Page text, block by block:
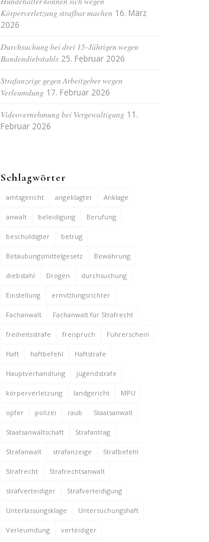
Körperverletzung strafbar machen 16. März
2026
Durchsuchung bei drei 15-Jährigen wegen
Bandendiebstahls 25. Februar 2026
Strafanzeige gegen Arbeitgeber wegen
Verleumdung 17. Februar 2026
Videovernehmung bei Vergewaltigung 11.
Februar 2026
Schlagwörter
amtsgericht angeklagter Anklage
anwalt beleidigung Berufung
beschuldigter betrug
Betäubungsmittelgesetz Bewährung
diebstahl Drogen durchsuchung
Einstellung ermittlungsrichter
Fachanwalt Fachanwalt für Strafrecht
freiheitsstrafe freispruch Führerschein
Haft haftbefehl Haftstrafe
Hauptverhandlung jugendstrafe
körperverletzung landgericht MPU
opfer polizei raub Staatsanwalt
Staatsanwaltschaft Strafantrag
Strafanwalt strafanzeige Strafbefehl
Strafrecht Strafrechtsanwalt
strafverteidiger Strafverteidigung
Unterlassungsklage Untersuchungshaft
Verleumdung verteidiger